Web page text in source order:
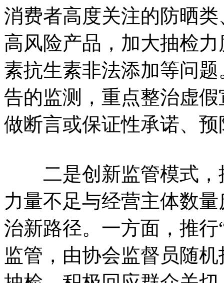
消费者高度关注的防晒
高风险产品，加大抽检
素抗生素非法添加等问
告的监测，重点整治虚
做断言或保证性承诺、
二是创新监管模式，
力量不足与经营主体数
治新路径。一方面，推
监管，由协会监督员随